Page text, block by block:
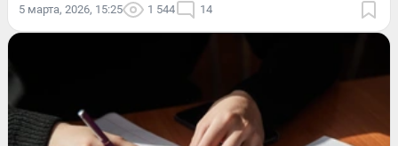
5 марта, 2026, 15:25 1 544 14